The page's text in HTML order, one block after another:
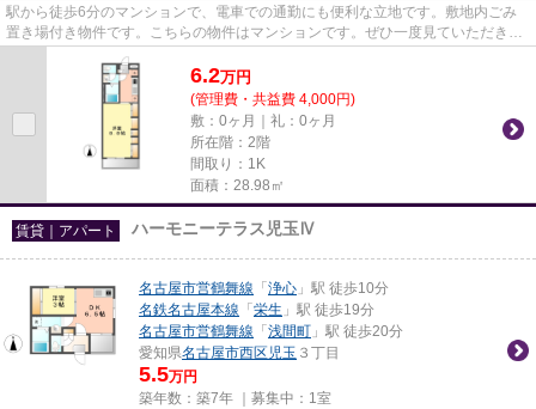
駅から徒歩6分のマンションで、電車での通勤にも便利な立地です。敷地内ごみ
置き場付き物件です。こちらの物件はマンションです。ぜひ一度見ていただきた
い、「リブリ・コンフォート浄...
6.2万円
(管理費・共益費 4,000円)
敷：0ヶ月｜礼：0ヶ月
所在階：2階
間取り：1K
面積：28.98㎡
賃貸｜アパート ハーモニーテラス児玉Ⅳ
名古屋市営鶴舞線 「 浄心 」駅 徒歩10分
名鉄名古屋本線 「 栄生 」駅 徒歩19分
名古屋市営鶴舞線 「 浅間町 」駅 徒歩20分
愛知県名古屋市西区 児玉 ３丁目
5.5万円
築年数：築7年 ｜募集中： 1室